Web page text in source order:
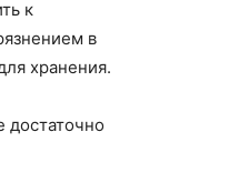
к
в
хранения.
достаточно